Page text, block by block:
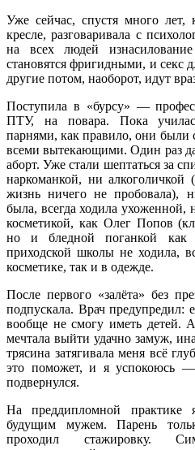
Уже сейчас, спустя много лет,
кресле, разговаривала с
на всех людей
становятся фригидными, и секс
другие потом, наоборот, идут
Поступила в «бурсу» —
ПТУ, на повара. Пока
парнями, как правило, они были
всеми вытекающими. Один раз
аборт. Уже стали шептаться за
наркоманкой, ни
жизнь ничего не пробовала),
была, всегда ходила ухоженной,
косметикой, как Олег Попов
но и бледной поганкой как
приходской школы не ходила,
косметике, так и в одежде.
После первого «залёта» без
подпускала. Врач предупредил:
вообще не смогу иметь детей.
мечтала выйти удачно замуж,
трясина затягивала меня всё
это поможет, и я успокоюсь
подвернулся.
На преддипломной практике
будущим мужем. Парень
проходил стажировку.